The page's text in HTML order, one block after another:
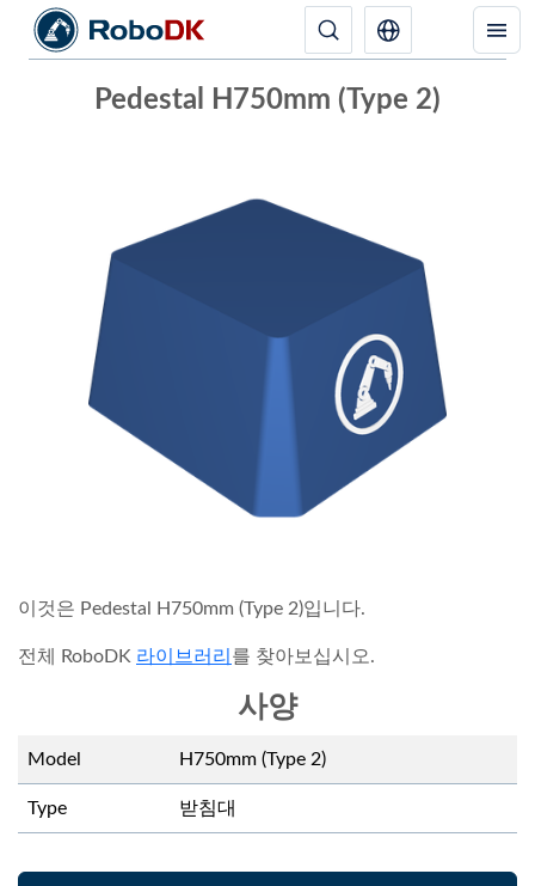
Pedestal H750mm (Type 2)
이것은 Pedestal H750mm (Type 2)입니다.
전체 RoboDK 라이브러리 를 찾아보십시오.
사양
Model H750mm (Type 2)
Type 받침대